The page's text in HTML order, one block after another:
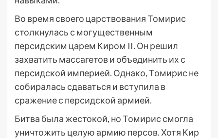
Во время своего царствования Томирис
столкнулась с могущественным
персидским царем Киром II. Он решил
захватить массагетов и объединить их с
персидской империей. Однако, Томирис не
собиралась сдаваться и вступила в
сражение с персидской армией.
Битва была жестокой, но Томирис смогла
уничтожить целую армию персов. Хотя Кир